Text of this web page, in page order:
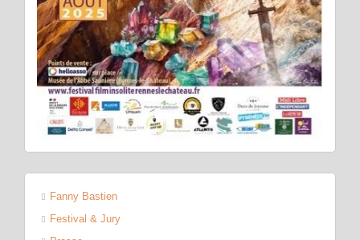
Fanny Bastien
Festival & Jury